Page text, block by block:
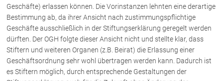
Geschäfte) erlassen können. Die Vorinstanzen lehnten eine derartige
Bestimmung ab, da ihrer Ansicht nach zustimmungspflichtige
Geschäfte ausschließlich in der Stiftungserklärung geregelt werden
dürften. Der OGH folgte dieser Ansicht nicht und stellte klar, dass
Stiftern und weiteren Organen (z.B. Beirat) die Erlassung einer
Geschäftsordnung sehr wohl übertragen werden kann. Dadurch ist
es Stiftern möglich, durch entsprechende Gestaltungen der